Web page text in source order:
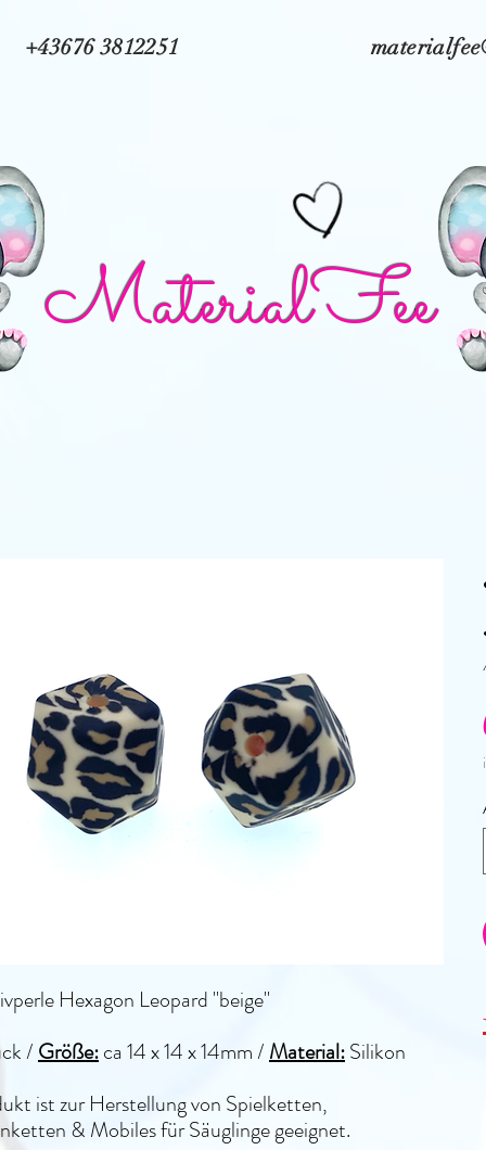
+43676 3812251
MaterialFee
Hexagon Leopard "beige"
/Größe:ca 14 x 14 x 14mm/Material:Silikon
ist zur Herstellung von Spielketten,
& Mobiles für Säuglinge geeignet.